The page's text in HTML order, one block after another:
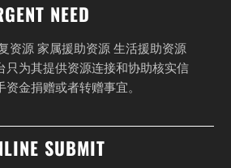
NEED
资源 家属援助资源 生活援助资源
只为其提供资源连接和协助核实信
金捐赠或者转赠事宜。
SUBMIT